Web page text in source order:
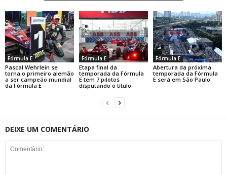
Fórmula E
Pascal Wehrlein se
torna o primeiro alemão
a ser campeão mundial
da Fórmula E
Fórmula E
Etapa final da
temporada da Fórmula
E tem 7 pilotos
disputando o título
Fórmula E
Abertura da próxima
temporada da Fórmula
E será em São Paulo
DEIXE UM COMENTÁRIO